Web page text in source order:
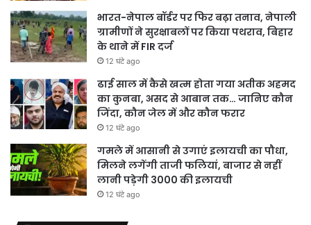
भारत-नेपाल बॉर्डर पर फिर बढ़ा तनाव, नेपाली
ग्रामीणों ने सुरक्षाबलों पर किया पथराव, बिहार
के थाने में FIR दर्ज
12 घंटे ago
ढाई साल में कैसे खत्म होता गया अतीक अहमद
का कुनबा, असद से आबान तक… जानिए कौन
जिंदा, कौन जेल में और कौन फरार
12 घंटे ago
गमले में आसानी से उगाएं इलायची का पौधा,
मिलने लगेंगी ताजी फलियां, बाजार से नहीं
लानी पड़ेगी 3000 की इलायची
12 घंटे ago